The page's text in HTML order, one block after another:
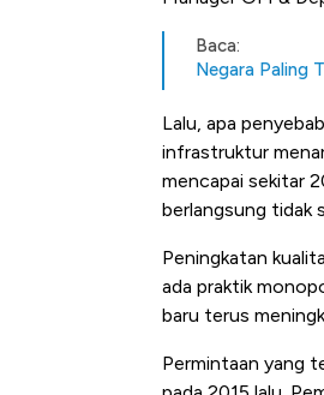
Baca:
Negara Paling
Lalu, apa
infrastruktur
mencapai sekitar
berlangsung tidak
Peningkatan
ada praktik
baru terus
Permintaan yang